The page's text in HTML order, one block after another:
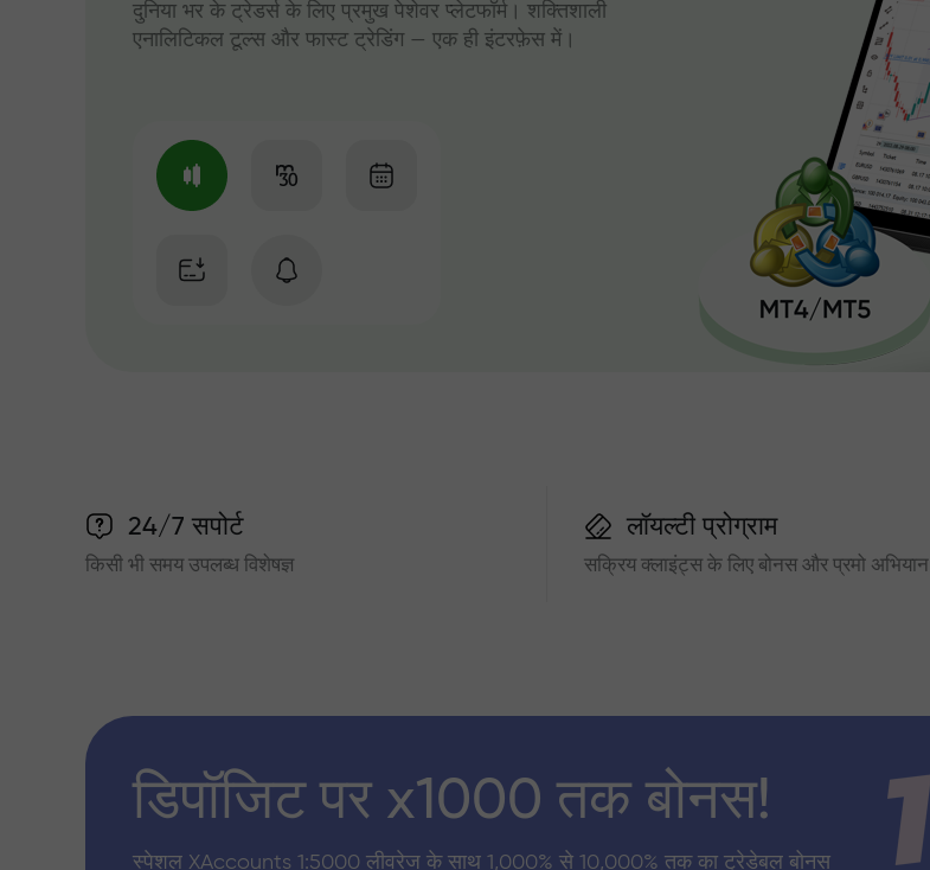
दुनिया भर के ट्रेडर्स के लिए प्रमुख पेशेवर प्लेटफॉर्म। शक्तिशाली
एनालिटिकल टूल्स और फास्ट ट्रेडिंग — एक ही इंटरफ़ेस में।
24/7 सपोर्ट
किसी भी समय उपलब्ध विशेषज्ञ
लॉयल्टी प्रोग्राम
सक्रिय क्लाइंट्स के लिए बोनस और प्रमो अभियान
डिपॉजिट पर x1000 तक बोनस!
स्पेशल XAccounts 1:5000 लीवरेज के साथ 1,000% से 10,000% तक का ट्रेडेबल बोनस